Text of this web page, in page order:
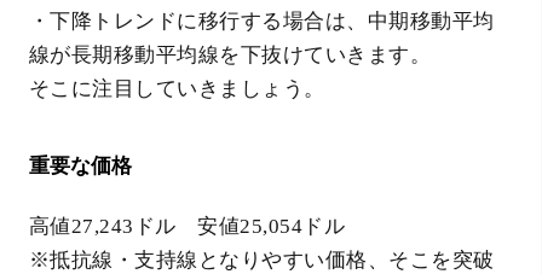
・下降トレンドに移行する場合は、中期移動平均
線が長期移動平均線を下抜けていきます。
そこに注目していきましょう。
重要な価格
高値27,243ドル 安値25,054ドル
※抵抗線・支持線となりやすい価格、そこを突破